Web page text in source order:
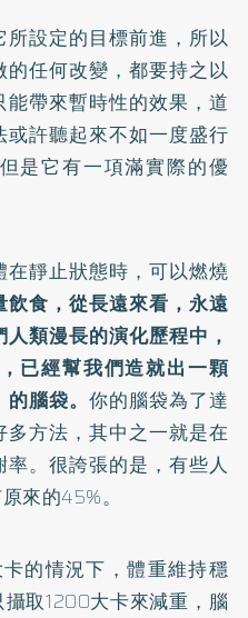
設定的目標前進，所以
任何改變，都要持之以
帶來暫時性的效果，道
許聽起來不如一度盛行
是它有一項滿實際的優
靜止狀態時，可以燃燒
飲食，從長遠來看，永遠
類漫長的演化歷程中，
已經幫我們造就出一顆
腦袋。 你的腦袋為了達
方法，其中之一就是在
。很誇張的是，有些人
來的45%。
的情況下，體重維持穩
取1200大卡來減重，腦